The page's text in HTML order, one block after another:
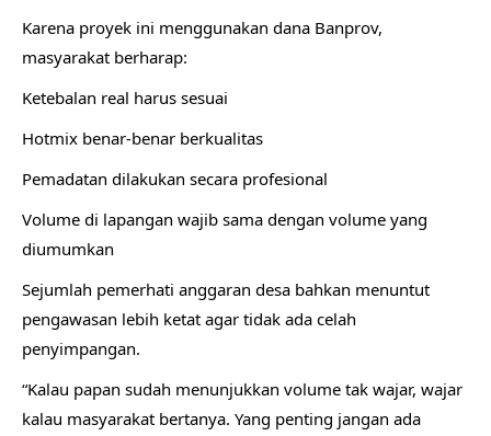
Karena proyek ini menggunakan dana Banprov,
masyarakat berharap:
Ketebalan real harus sesuai
Hotmix benar-benar berkualitas
Pemadatan dilakukan secara profesional
Volume di lapangan wajib sama dengan volume yang
diumumkan
Sejumlah pemerhati anggaran desa bahkan menuntut
pengawasan lebih ketat agar tidak ada celah
penyimpangan.
“Kalau papan sudah menunjukkan volume tak wajar, wajar
kalau masyarakat bertanya. Yang penting jangan ada